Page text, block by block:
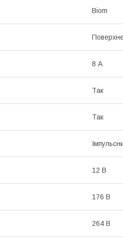
Biom
8 А
Так
Так
12 В
176 В
264 В